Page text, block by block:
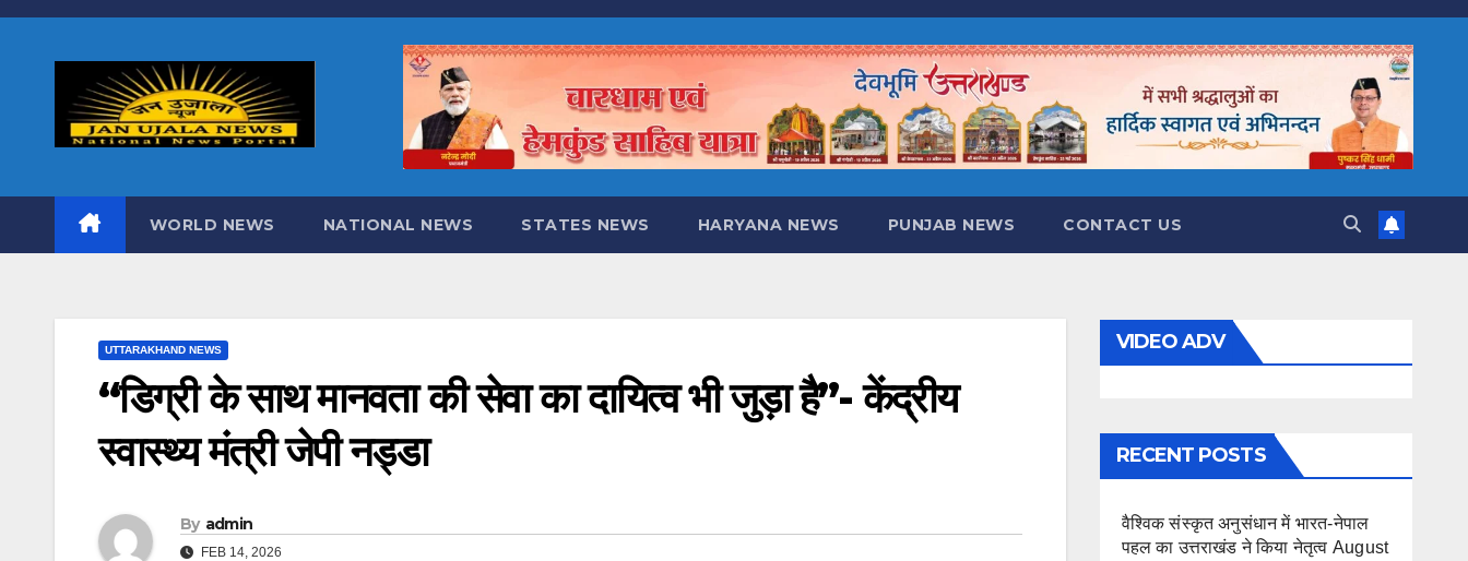
Skip
WORLD NEWS NATIONAL NEWS STATES NEWS HARYANA NEWS PUNJAB NEWS CONTACT US
UTTARAKHAND NEWS
“डिग्री के साथ मानवता की सेवा का दायित्व भी जुड़ा है”- केंद्रीय
स्वास्थ्य मंत्री जेपी नड्डा
By admin
FEB 14, 2026
VIDEO ADV
RECENT POSTS
वैश्विक संस्कृत अनुसंधान में भारत-नेपाल
पहल का उत्तराखंड ने किया नेतृत्व August